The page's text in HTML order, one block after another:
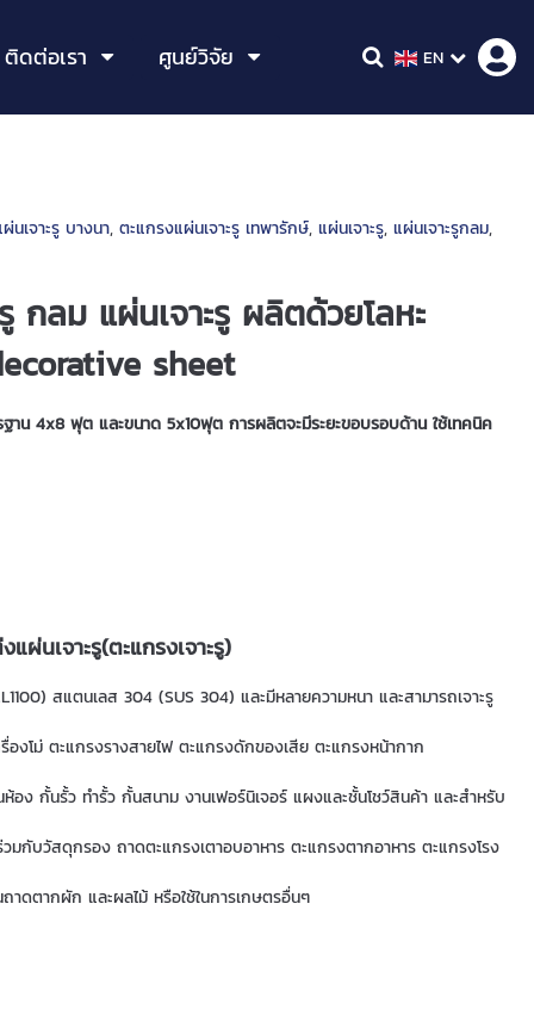
ติดต่อเรา ศูนย์วิจัย EN
นเจาะรู บางนา, ตะแกรงแผ่นเจาะรู เทพารักษ์, แผ่นเจาะรู, แผ่นเจาะรูกลม,
กลม แผ่นเจาะรู ผลิตด้วยโลหะ
sheet
าน 4x8 ฟุต และขนาด 5x10ฟุต การผลิตจะมีระยะขอบรอบด้าน ใช้เทคนิค
นเจาะรู(ตะแกรงเจาะรู)
สแตนเลส 304 (SUS 304) และมีหลายความหนา และสามารถเจาะรู
รื่องโม่ ตะแกรงรางสายไฟ ตะแกรงดักของเสีย ตะแกรงหน้ากาก
ง กั้นรั้ว ทำรั้ว กั้นสนาม งานเฟอร์นิเจอร์ แผงและชั้นโชว์สินค้า และสำหรับ
มกับวัสดุกรอง ถาดตะแกรงเตาอบอาหาร ตะแกรงตากอาหาร ตะแกรงโรง
ดตากผัก และผลไม้ หรือใช้ในการเกษตรอื่นๆ